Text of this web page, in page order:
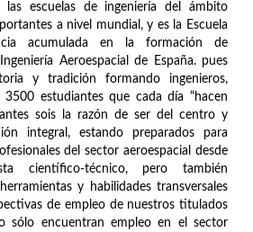
las escuelas de ingeniería del ámbito
a nivel mundial, y es la Escuela
acumulada en la formación de
Aeroespacial de España. pues
y tradición formando ingenieros,
estudiantes que cada día “hacen
sois la razón de ser del centro y
integral, estando preparados para
del sector aeroespacial desde
científico-técnico, pero también
y habilidades transversales
de empleo de nuestros titulados
sólo encuentran empleo en el sector